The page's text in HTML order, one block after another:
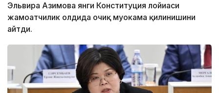
Эльвира Азимова янги Конституция лойиҳаси
жамоатчилик олдида очиқ муҳокама қилинишини
айтди.